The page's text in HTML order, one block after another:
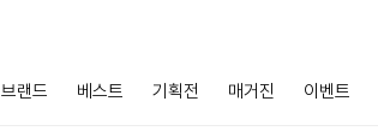
브랜드 베스트 기획전 매거진 이벤트